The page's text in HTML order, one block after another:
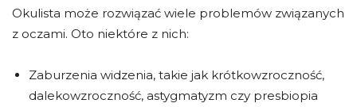
Okulista może rozwiązać wiele problemów związanych
z oczami. Oto niektóre z nich:
Zaburzenia widzenia, takie jak krótkowzroczność,
dalekowzroczność, astygmatyzm czy presbiopia